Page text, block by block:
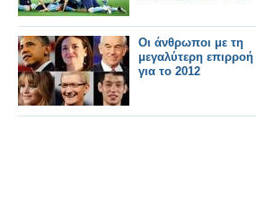
Οι άνθρωποι με τη
μεγαλύτερη επιρροή
για το 2012